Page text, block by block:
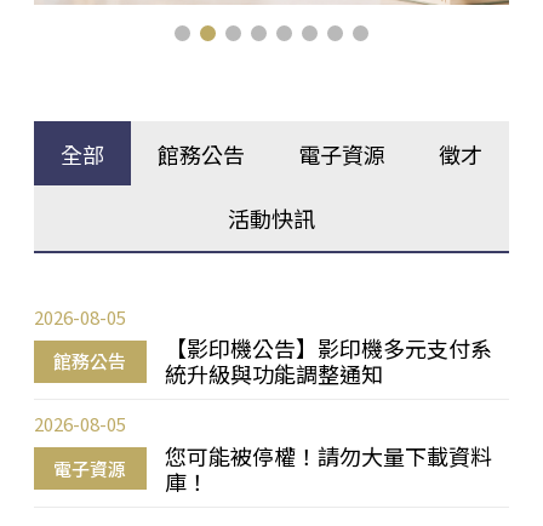
全部 館務公告 電子資源 徵才
活動快訊
館務公告
【影印機公告】影印機多元支付系
統升級與功能調整通知
2026-08-05
電子資源
您可能被停權！請勿大量下載資料
庫！
2026-08-05